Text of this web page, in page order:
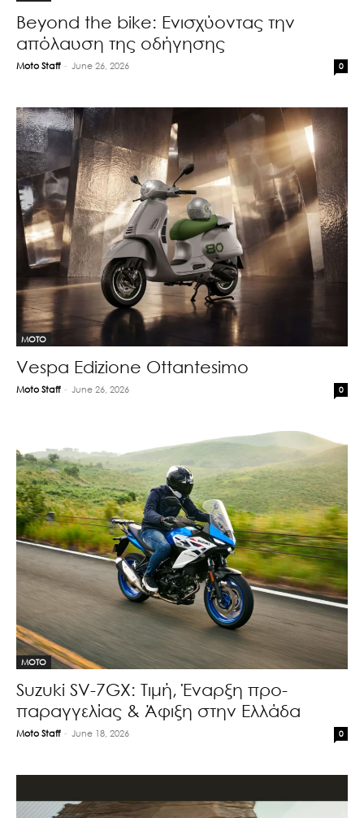
Beyond the bike: Ενισχύοντας την
απόλαυση της οδήγησης
Moto Staff - June 26, 2026 0
MOTO
Vespa Edizione Ottantesimo
Moto Staff - June 26, 2026 0
MOTO
Suzuki SV-7GX: Τιμή, Έναρξη προ-
παραγγελίας & Άφιξη στην Ελλάδα
Moto Staff - June 18, 2026 0